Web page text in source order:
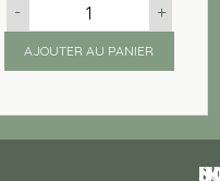
- +
AJOUTER AU PANIER